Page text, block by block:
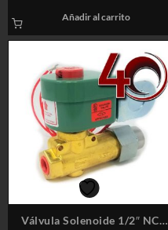
ASCO / 8220G409
Añadir al carrito
Válvula Solenoide 1/2″ NC